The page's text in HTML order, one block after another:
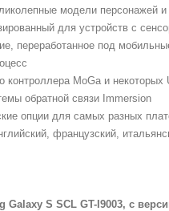
модели персонажей
для устройств с
переработанное под
контроллера MoGa и некоторых
обратной связи Immersion
опции для самых разных
французский,
S SCL GT-I9003, с